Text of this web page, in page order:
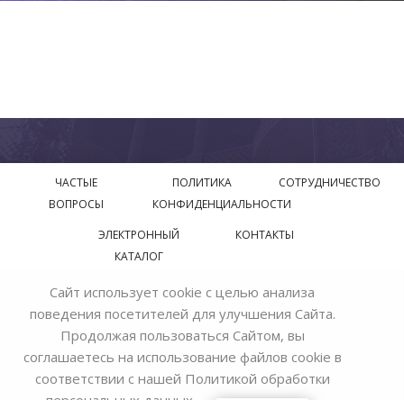
ЧАСТЫЕ
ВОПРОСЫ
ПОЛИТИКА
КОНФИДЕНЦИАЛЬНОСТИ
СОТРУДНИЧЕСТВО
ЭЛЕКТРОННЫЙ
КАТАЛОГ
КОНТАКТЫ
© 2018—2026 Официальный сайт завода производителя
Bohemia Ivele Crystal
Сайт использует cookie с целью анализа
поведения посетителей для улучшения Сайта.
Продолжая пользоваться Сайтом, вы
соглашаетесь на использование файлов cookie в
соответствии с нашей Политикой обработки